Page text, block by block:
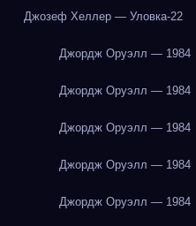
Джозеф Хеллер — Уловка-22
Джордж Оруэлл — 1984
Джордж Оруэлл — 1984
Джордж Оруэлл — 1984
Джордж Оруэлл — 1984
Джордж Оруэлл — 1984